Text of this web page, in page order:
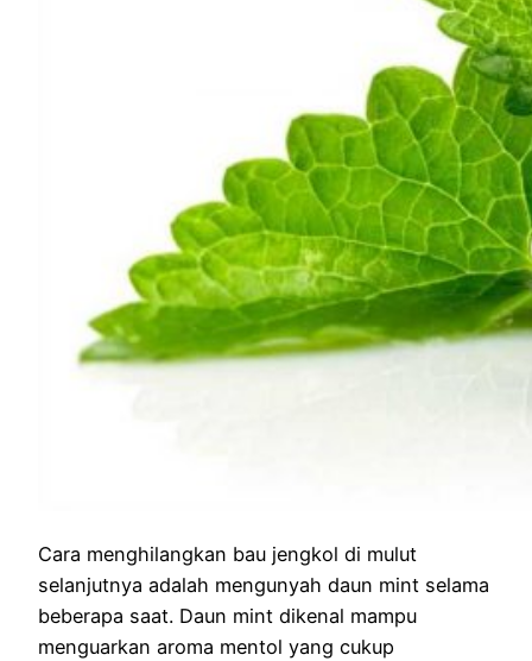
Cara menghilangkan bau jengkol di mulut
selanjutnya adalah mengunyah daun mint selama
beberapa saat. Daun mint dikenal mampu
menguarkan aroma mentol yang cukup